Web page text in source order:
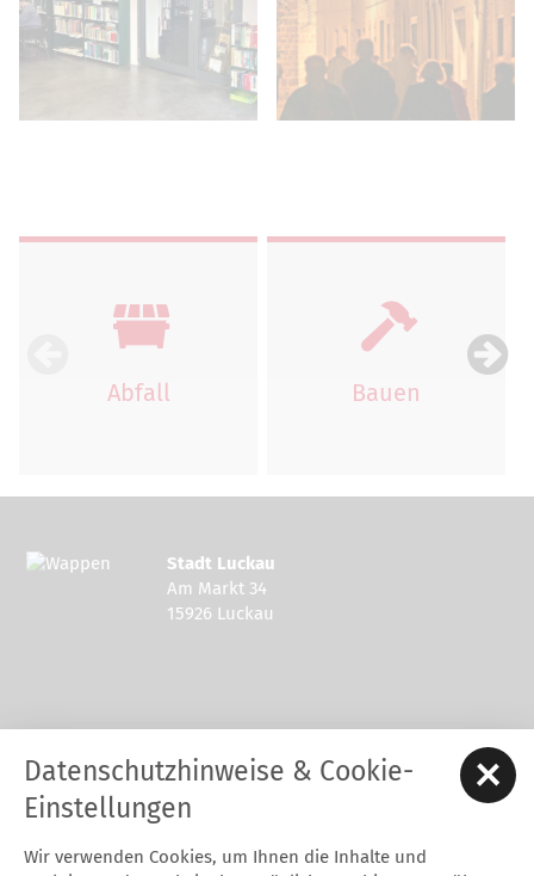
Abfall Bauen
Stadt Luckau
Am Markt 34
15926 Luckau
Tel.: 03544 - 594 0
Fax: 03544 - 2948
E-Mail:stadt@luckau.de
Datenschutzhinweise & Cookie-
Einstellungen
Wir verwenden Cookies, um Ihnen die Inhalte und